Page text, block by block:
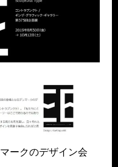
ークのデザイン会